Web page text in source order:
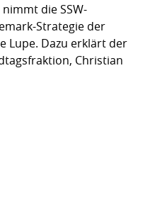
die SSW-
Strategie der
Lupe. Dazu erklärt der
Christian